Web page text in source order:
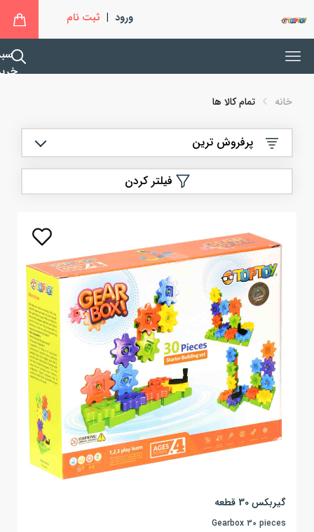
ورود | ثبت نام
خانه تمام کالا ها
پرفروش ترین
فیلتر کردن
گیربکس 30 قطعه
Gearbox 30 pieces